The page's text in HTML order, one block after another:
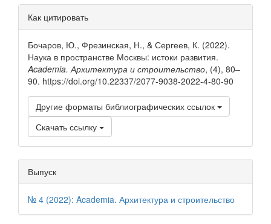
Информация
о статье
Как цитировать
Бочаров, Ю., Фрезинская, Н., & Сергеев, К. (2022).
Наука в пространстве Москвы: истоки развития.
Academia. Архитектура и строительство, (4), 80–
90. https://doi.org/10.22337/2077-9038-2022-4-80-90
Другие форматы библиографических ссылок
Скачать ссылку
Выпуск
№ 4 (2022): Academia. Архитектура и строительство